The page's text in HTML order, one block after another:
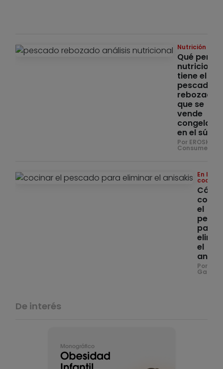
Nutrición
Qué perfil
nutricional
tiene el
pescado
rebozado
que se
vende
congelado
en el súper
Por EROSKI
Consumer
En la
cocina
Cómo
el
para
el
Por Peio
Gartzia
De interés